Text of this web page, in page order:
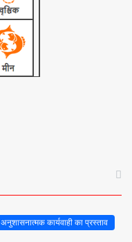
अनुशासनात्मक कार्यवाही का प्रस्ताव